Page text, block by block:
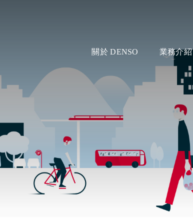
關於 DENSO 業務介紹